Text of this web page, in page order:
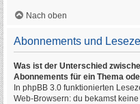
Nach oben
Abonnements und
Was ist der Unterschied
Abonnements für ein Thema
In phpBB 3.0 funktionierten
Web-Browsern: du bekamst